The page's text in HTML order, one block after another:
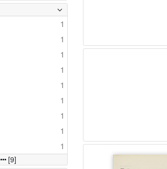
1
1
1
1
1
1
1
1
1
[9]